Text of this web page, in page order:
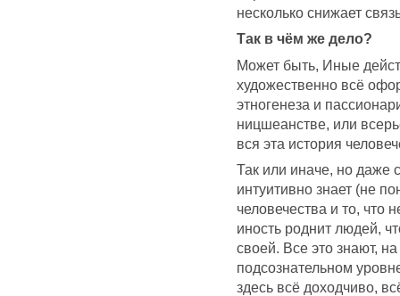
несколько снижает
Так в чём же дело?
Может быть, Иные
художественно всё
этногенеза и
ницшеанстве, или
вся эта история
Так или иначе, но даже
интуитивно знает (не
человечества и то, что
иность роднит людей,
своей. Все это знают,
подсознательном
здесь всё доходчиво,